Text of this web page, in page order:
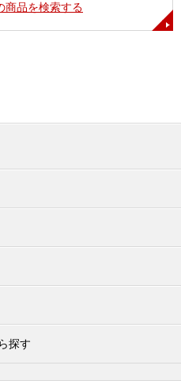
商品を検索する
探す